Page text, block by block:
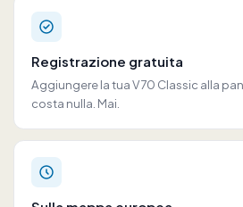
Registrazione gratuita
Aggiungere la tua V70 Classic alla
costa nulla. Mai.